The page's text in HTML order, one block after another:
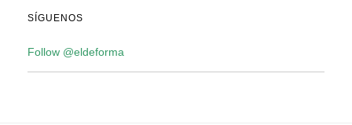
SÍGUENOS
Follow @eldeforma